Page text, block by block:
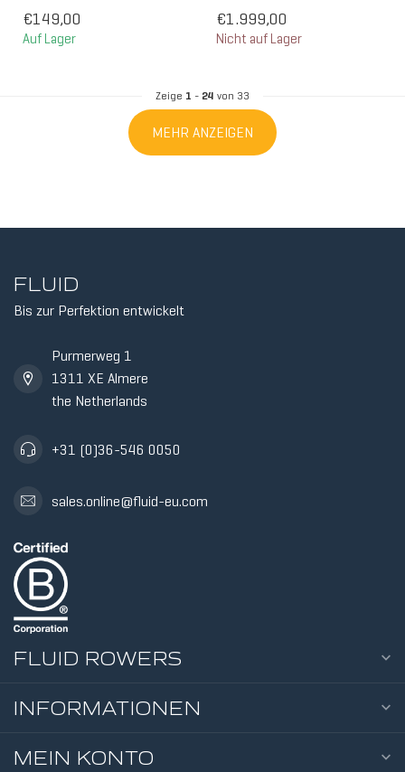
€149,00
Auf Lager
€1.999,00
Nicht auf Lager
Zeige 1 - 24 von 33
MEHR ANZEIGEN
FLUID
Bis zur Perfektion entwickelt
Purmerweg 1
1311 XE Almere
the Netherlands
+31 (0)36-546 0050
sales.online@fluid-eu.com
FLUID ROWERS
INFORMATIONEN
MEIN KONTO